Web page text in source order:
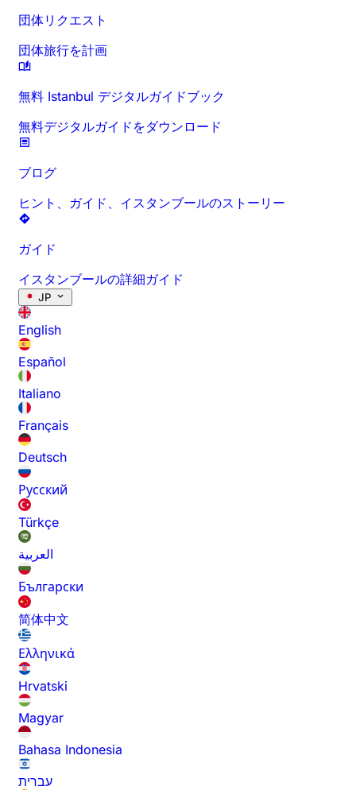
団体リクエスト
団体旅行を計画
無料 Istanbul デジタルガイドブック
無料デジタルガイドをダウンロード
ブログ
ヒント、ガイド、イスタンブールのストーリー
ガイド
イスタンブールの詳細ガイド
JP
English
Español
Italiano
Français
Deutsch
Русский
Türkçe
العربية
Български
简体中文
Ελληνικά
Hrvatski
Magyar
Bahasa Indonesia
עברית